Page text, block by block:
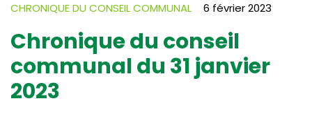
CHRONIQUE DU CONSEIL COMMUNAL 6 février 2023
Chronique du conseil
communal du 31 janvier
2023